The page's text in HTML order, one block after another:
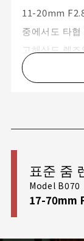
11-20mm
중에서도 타
고해상도 렌
구조로 이루
GM(Glass
매를 조합하
상을 효과적
카로운 이미
션을 연동하
표준 줌
Model B070
17-70mm